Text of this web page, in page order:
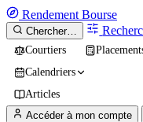
Rendement Bourse
Chercher…
Courtiers
Calendriers
Articles
Accéder à mon compte